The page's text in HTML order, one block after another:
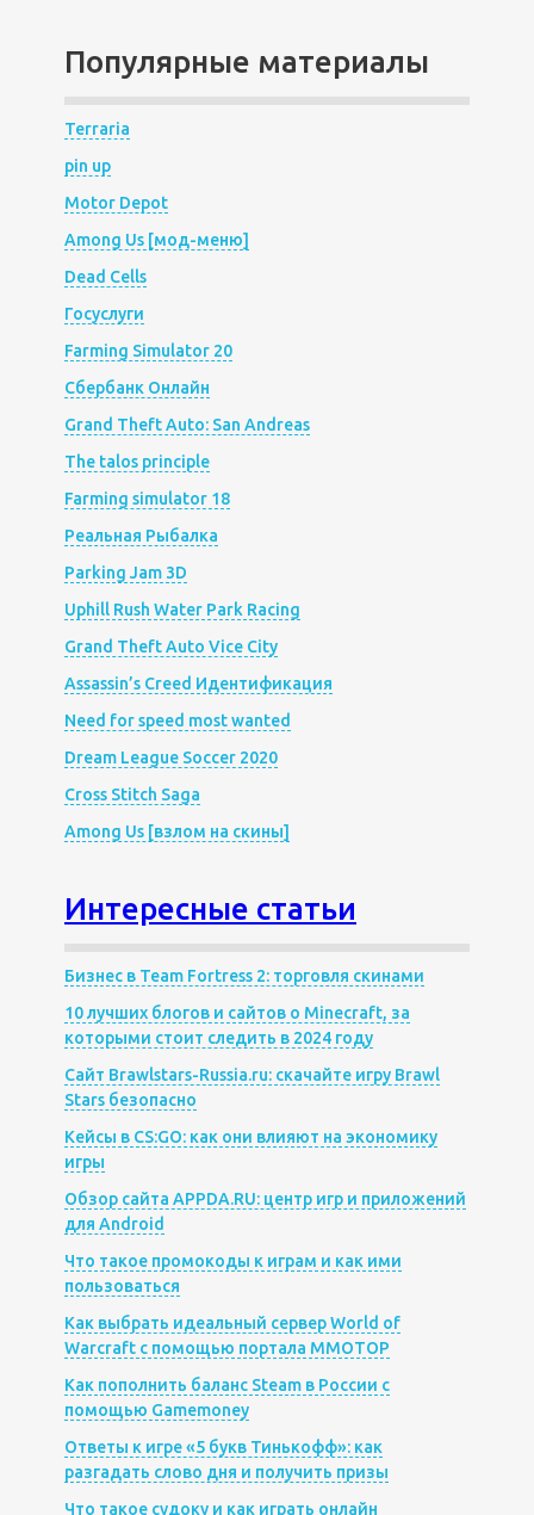
Популярные материалы
Terraria
pin up
Motor Depot
Among Us [мод-меню]
Dead Cells
Госуслуги
Farming Simulator 20
Сбербанк Онлайн
Grand Theft Auto: San Andreas
The talos principle
Farming simulator 18
Реальная Рыбалка
Parking Jam 3D
Uphill Rush Water Park Racing
Grand Theft Auto Vice City
Assassin’s Creed Идентификация
Need for speed most wanted
Dream League Soccer 2020
Cross Stitch Saga
Among Us [взлом на скины]
Интересные статьи
Бизнес в Team Fortress 2: торговля скинами
10 лучших блогов и сайтов о Minecraft, за
которыми стоит следить в 2024 году
Сайт Brawlstars-Russia.ru: скачайте игру Brawl
Stars безопасно
Кейсы в CS:GO: как они влияют на экономику
игры
Обзор сайта APPDA.RU: центр игр и приложений
для Android
Что такое промокоды к играм и как ими
пользоваться
Как выбрать идеальный сервер World of
Warcraft с помощью портала MMOTOP
Как пополнить баланс Steam в России с
помощью Gamemoney
Ответы к игре «5 букв Тинькофф»: как
разгадать слово дня и получить призы
Что такое судоку и как играть онлайн